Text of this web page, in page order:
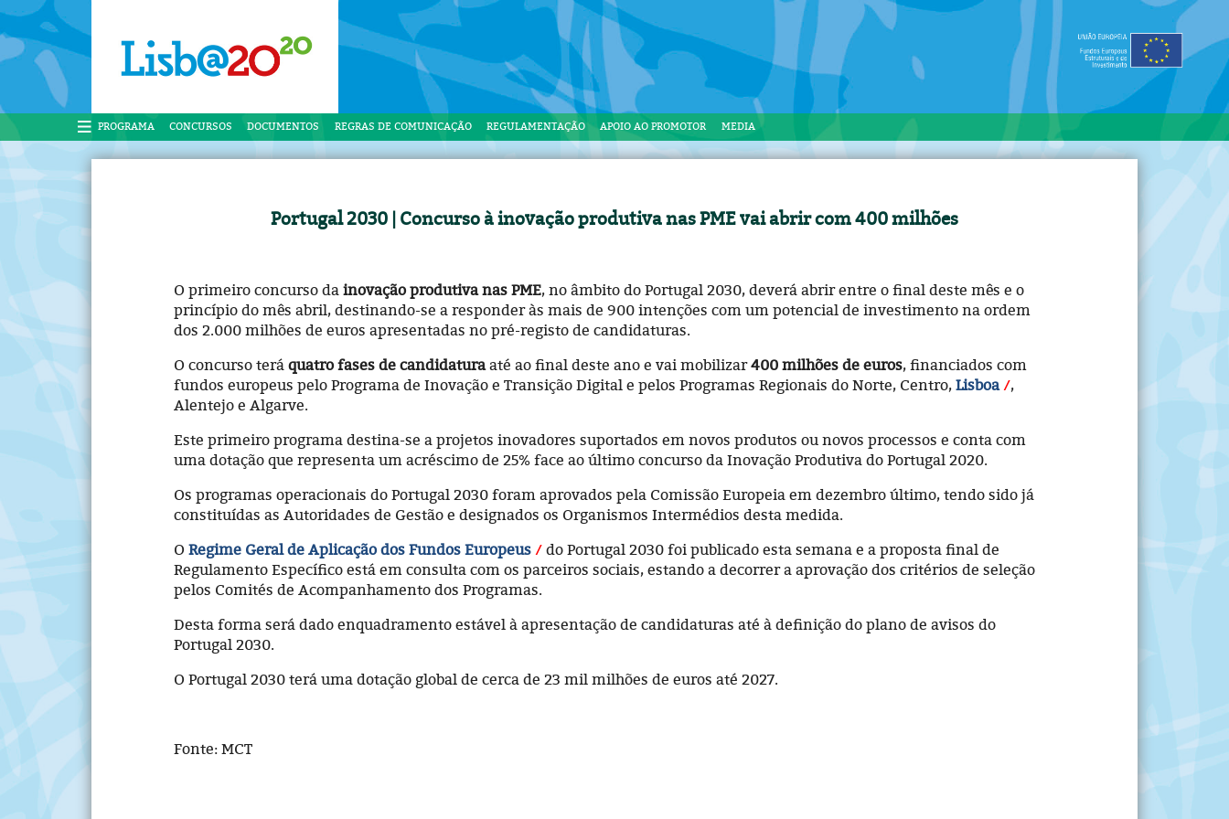
PROGRAMA CONCURSOS DOCUMENTOS REGRAS DE COMUNICAÇÃO REGULAMENTAÇÃO APOIO AO PROMOTOR MEDIA
Portugal 2030 | Concurso à inovação produtiva nas PME vai abrir com 400 milhões
O primeiro concurso dainovação produtiva nas PME, no âmbito do Portugal 2030, deverá abrir entre o final deste mês e o
princípio do mês abril, destinando-se a responder às mais de 900 intenções com um potencial de investimento na ordem
dos 2.000 milhões de euros apresentadas no pré-registo de candidaturas.
O concurso teráquatro fases de candidaturaaté ao final deste ano e vai mobilizar400 milhões de euros, financiados com
fundos europeus pelo Programa de Inovação e Transição Digital e pelos Programas Regionais do Norte, Centro,Lisboa
,
Alentejo e Algarve.
Este primeiro programa destina-se a projetos inovadores suportados em novos produtos ou novos processos e conta com
uma dotação que representa um acréscimo de 25% face ao último concurso da Inovação Produtiva do Portugal 2020.
Os programas operacionais do Portugal 2030 foram aprovados pela Comissão Europeia em dezembro último, tendo sido já
constituídas as Autoridades de Gestão e designados os Organismos Intermédios desta medida.
O Regime Geral de Aplicação dos Fundos Europeus
do Portugal 2030 foi publicado esta semana e a proposta final de
Regulamento Específico está em consulta com os parceiros sociais, estando a decorrer a aprovação dos critérios de seleção
pelos Comités de Acompanhamento dos Programas.
Desta forma será dado enquadramento estável à apresentação de candidaturas até à definição do plano de avisos do
Portugal 2030.
O Portugal 2030 terá uma dotação global de cerca de 23 mil milhões de euros até 2027.
Fonte: MCT